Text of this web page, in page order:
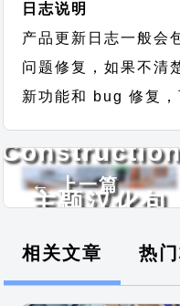
日志说明
产品更新日志一般会
问题修复，如果不清
新功能和 bug 修复，
← 上一篇
主题汉化包
相关文章 热